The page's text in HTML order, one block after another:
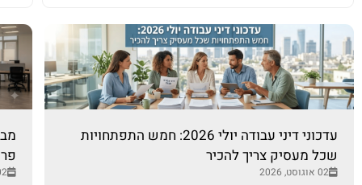
עדכוני דיני עבודה יולי 2026: חמש התפתחויות
שכל מעסיק צריך להכיר
02 אוגוסט, 2026 02